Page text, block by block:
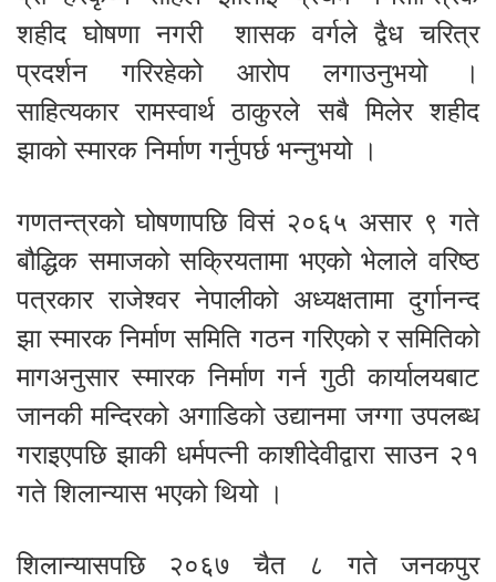
शहीद घोषणा नगरी शासक वर्गले द्वैध चरित्र
प्रदर्शन गरिरहेको आरोप लगाउनुभयो ।
साहित्यकार रामस्वार्थ ठाकुरले सबै मिलेर शहीद
झाको स्मारक निर्माण गर्नुपर्छ भन्नुभयो ।
गणतन्त्रको घोषणापछि विसं २०६५ असार ९ गते
बौद्धिक समाजको सक्रियतामा भएको भेलाले वरिष्ठ
पत्रकार राजेश्वर नेपालीको अध्यक्षतामा दुर्गानन्द
झा स्मारक निर्माण समिति गठन गरिएको र समितिको
मागअनुसार स्मारक निर्माण गर्न गुठी कार्यालयबाट
जानकी मन्दिरको अगाडिको उद्यानमा जग्गा उपलब्ध
गराइएपछि झाकी धर्मपत्नी काशीदेवीद्वारा साउन २१
गते शिलान्यास भएको थियो ।
शिलान्यासपछि २०६७ चैत ८ गते जनकपुर